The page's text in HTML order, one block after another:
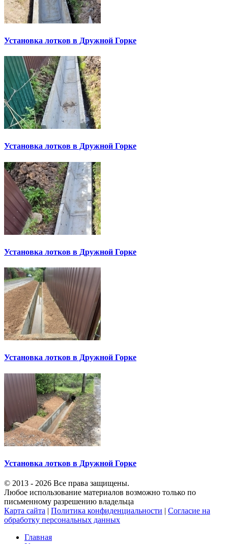
Установка лотков в Дружной Горке
Установка лотков в Дружной Горке
Установка лотков в Дружной Горке
Установка лотков в Дружной Горке
Установка лотков в Дружной Горке
© 2013 - 2026 Все права защищены.
Любое использование материалов возможно только по
письменному разрешению владельца
Карта сайта | Политика конфиденциальности | Согласие на
обработку персональных данных
Главная